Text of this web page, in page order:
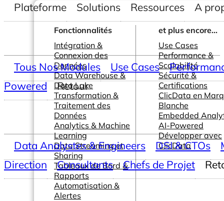
Fonctionnalités
Intégration &
Connexion des
Données
Data Warehouse &
Data Lake
Transformation &
Traitement des
Données
Analytics & Machine
Learning
Data Streaming et
Sharing
Tableaux de Bord &
Rapports
Automatisation &
Alertes
et plus encore...
Use Cases
Performance &
Scalabilité
Sécurité &
Certifications
ClicData en
Blanche
Embedded
AI-Powered
Développer avec
ClicData
Plateforme Solutions Ressources A
Tous Nos Modules Use Cases
Powered
Retour
Data Analystes & Engineers DSI & CTOs
Direction
Consultants Chefs de Projet